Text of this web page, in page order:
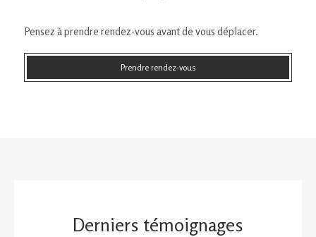
Pensez à prendre rendez-vous avant de vous déplacer.
Prendre rendez-vous
Derniers témoignages